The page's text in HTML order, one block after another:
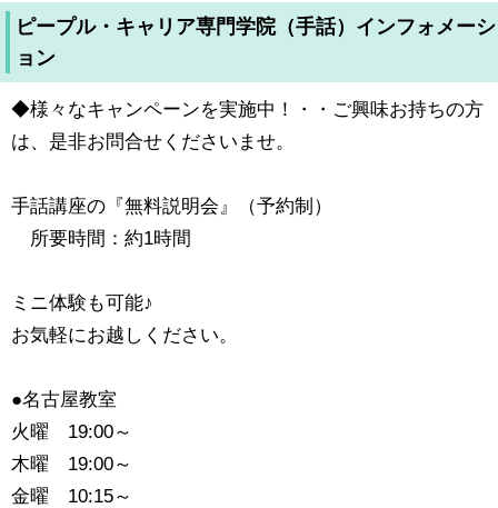
ピープル・キャリア専門学院（手話）インフォメーシ
ョン
◆様々なキャンペーンを実施中！・・ご興味お持ちの方
は、是非お問合せくださいませ。
手話講座の『無料説明会』（予約制）
所要時間：約1時間
ミニ体験も可能♪
お気軽にお越しください。
●名古屋教室
火曜 19:00～
木曜 19:00～
金曜 10:15～